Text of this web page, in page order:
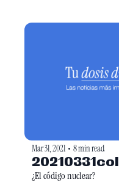
Mar 31, 2021 • 8 min read
20210331col